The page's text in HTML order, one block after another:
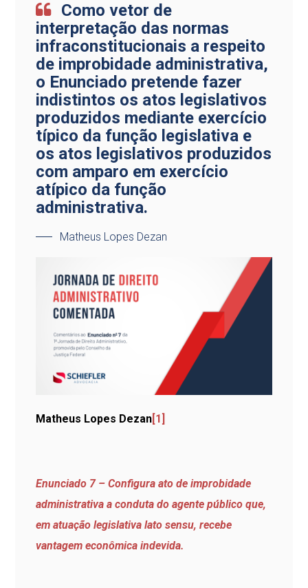
Como vetor de
interpretação das normas
infraconstitucionais a respeito
de improbidade administrativa,
o Enunciado pretende fazer
indistintos os atos legislativos
produzidos mediante exercício
típico da função legislativa e
os atos legislativos produzidos
com amparo em exercício
atípico da função
administrativa.
Matheus Lopes Dezan
Matheus Lopes Dezan[1]
Enunciado 7 – Configura ato de improbidade
administrativa a conduta do agente público que,
em atuação legislativa lato sensu, recebe
vantagem econômica indevida.